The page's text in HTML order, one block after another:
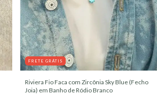
FRETE GRÁTIS
Riviera Fio Faca com Zircônia Sky Blue (Fecho
Joia) em Banho de Ródio Branco